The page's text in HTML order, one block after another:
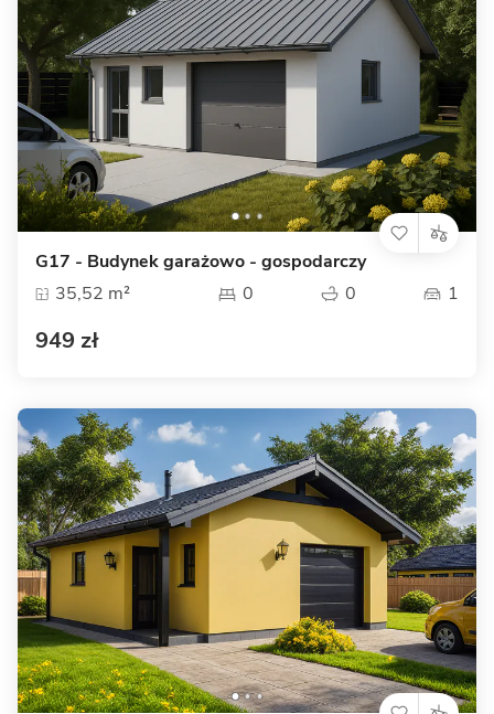
G17 - Budynek garażowo - gospodarczy
35,52 m²
0 0 1
949 zł